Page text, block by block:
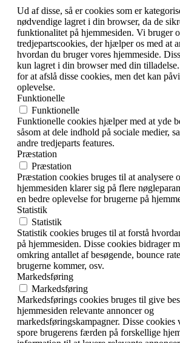
Ud af disse, så er cookies som er
nødvendige lagret i din browser, da de
funktionalitet på hjemmesiden. Vi bruger
tredjepartscookies, der hjælper os med at
hvordan du bruger vores hjemmeside.
kun lagret i din browser med din
for at afslå disse cookies, men det kan
oplevelse.
Funktionelle
Funktionelle
Funktionelle cookies hjælper med at yde
såsom at dele indhold på sociale medier,
andre tredjeparts features.
Præstation
Præstation
Præstation cookies bruges til at analysere
hjemmesiden klarer sig på flere
en bedre oplevelse for brugerne på
Statistik
Statistik
Statistik cookies bruges til at forstå
på hjemmesiden. Disse cookies bidrager
omkring antallet af besøgende, bounce
brugerne kommer, osv.
Markedsføring
Markedsføring
Markedsførings cookies bruges til give
hjemmesiden relevante annoncer og
markedsføringskampagner. Disse
spore brugerens færden på forskellige